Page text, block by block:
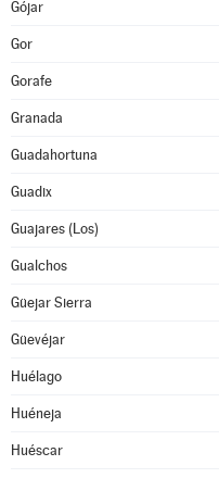
Gójar
Gor
Gorafe
Granada
Guadahortuna
Guadix
Guajares (Los)
Gualchos
Güejar Sierra
Güevéjar
Huélago
Huéneja
Huéscar